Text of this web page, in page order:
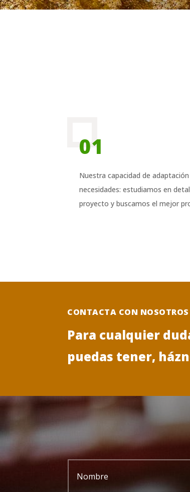
01
Nuestra capacidad de
necesidades: estudiamos en
proyecto y buscamos el mejor
CONTACTA CON NOSOTROS
Para cualquier
puedas tener,